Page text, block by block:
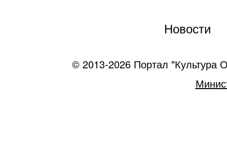
Новости
© 2013-2026 Портал "Культура